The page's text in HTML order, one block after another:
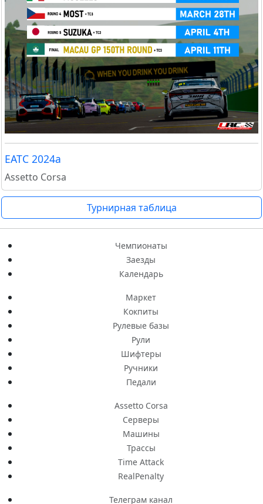
EATC 2024a
Assetto Corsa
Турнирная таблица
Чемпионаты
Заезды
Календарь
Маркет
Кокпиты
Рулевые базы
Рули
Шифтеры
Ручники
Педали
Assetto Corsa
Серверы
Машины
Трассы
Time Attack
RealPenalty
Телеграм канал